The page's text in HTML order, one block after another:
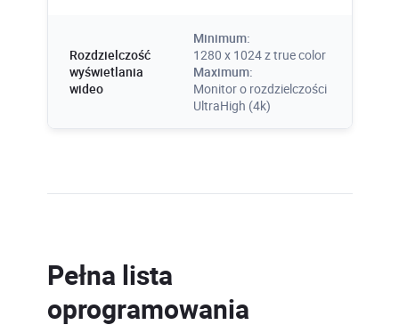
Certyfikat potwierdzający legalność
oprogramowania. Dobry materiał
wizerunkowy, ofertowy, przetargowy.
Rozdzielczość
wyświetlania
wideo
Minimum:
1280 x 1024 z true color
Maximum:
Monitor o rozdzielczości
UltraHigh (4k)
Pełna lista
oprogramowania